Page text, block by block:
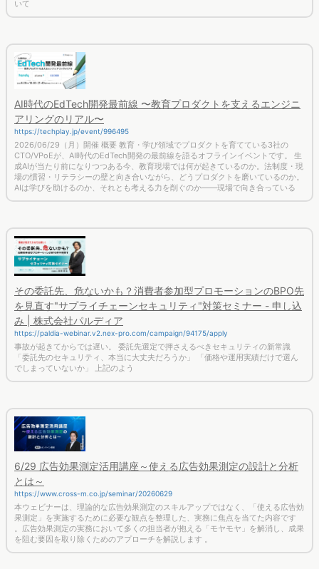
アリングのリアル〜
https://techplay.jp/event/996495
2026/06/29（月）開催 概要 教育・学び領域でプロダクトを育てている3社の
CTO/VPoEが、AI時代のEdTech開発の最前線を語るオフラインイベントです。 生
成AIが当たり前になりつつある今、教育現場では何が起きているのか。法制度・現
場の慣習・リテラシーの壁と向き合いながら、どうプロダクトを磨いているのか。
AIは学びを助けるのか、それとも考える力を削ぐのか——現場で向き合っている
を見直す"サプライチェーンセキュリティ"対策セミナー - 申し込
み | 株式会社パルディア
https://paldia-webinar.v2.nex-pro.com/campaign/94175/apply
事故が起きてからでは遅い。 委託先選定で押さえるべきセキュリティの新常識
「委託先のセキュリティ、本当に大丈夫だろうか」 「価格や運用実績だけで選ん
でしまっていないか」 上記のよう
とは～
https://www.cross-m.co.jp/seminar/20260629
本ウェビナーは、理論的な広告効果測定のスキルアップではなく、「使える広告効
果測定」を実施するために必要な観点を整理した、実務に焦点を当てた内容です
。広告効果測定の実務において多くの担当者が抱える「モヤモヤ」を解消し、成果
を阻む要因を取り除くためのアプローチを解説します 。